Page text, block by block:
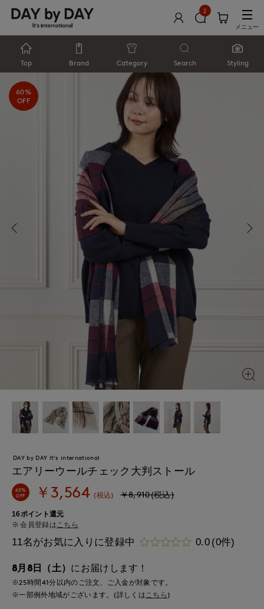
2
メニュー
Top Brand Category Search Styling
60%
OFF
DAY by DAY It's international
エアリーウールチェック大判ストール
60%
OFF ￥3,564 (税込) ￥8,910(税込)
16ポイント還元
会員登録はこちら
11名がお気に入りに登録中 0.0 (0件)
8月8日（土） にお届けします！
※25時間41分以内のご注文、ご入金が対象です。
※一部例外地域がございます。(詳しくは こちら )